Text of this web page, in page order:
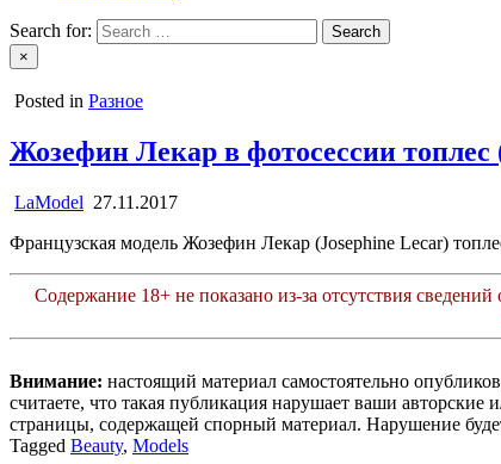
Search for:
×
Posted in Разное
Жозефин Лекар в фотосессии топлес
LaModel 27.11.2017
Французская модель Жозефин Лекар (Josephine Lecar)
Содержание 18+ не показано из-за отсутствия
Внимание: настоящий материал самостоятельно
считаете, что такая публикация нарушает ваши
страницы, содержащей спорный материал. Нарушение
Tagged Beauty, Models